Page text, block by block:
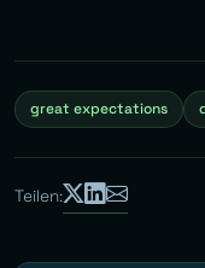
great expectations
Teilen: